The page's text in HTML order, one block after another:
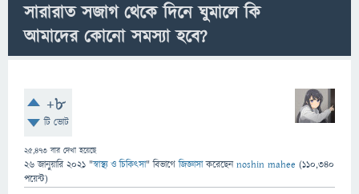
সারারাত সজাগ থেকে দিনে ঘুমালে কি
আমাদের কোনো সমস্যা হবে?
+8
টি ভোট
25,473 বার দেখা হয়েছে
26 জানুয়ারি 2021 "স্বাস্থ্য ও চিকিৎসা" বিভাগে জিজ্ঞাসাকরেছেনnoshin mahee (110,340
পয়েন্ট)